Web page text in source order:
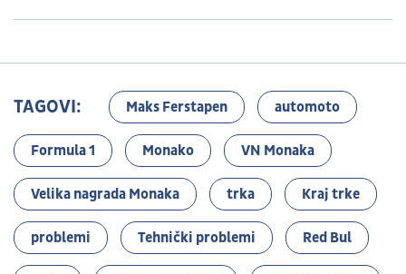
TAGOVI: Maks Ferstapen automoto
Formula 1 Monako VN Monaka
Velika nagrada Monaka trka Kraj trke
problemi Tehnički problemi Red Bul